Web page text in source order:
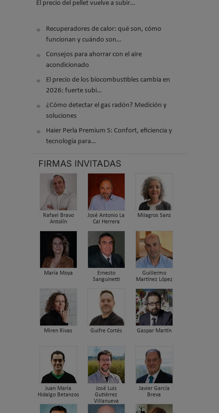
El precio del pellet vuelve a subir…
Recuperadores de calor: qué son, cómo
funcionan y cuándo son…
Consejos para ahorrar con el aire
acondicionado
El precio de los biocombustibles cambia en
2026: fuerte subi…
¿Cómo detectar el gas radón? Medición y
soluciones
Haier Perla Premium S: Confort, eficiencia y
tecnología para…
FIRMAS INVITADAS
Rafael Bravo
Antolín
José Antonio La
Cal Herrera
Milagros Sanz
María Moya
Ernesto
Sanguinetti
Guillermo
Martínez López
Miren Rivas Guifre Cortés Gaspar Martín
Juan María
Hidalgo Betanzos
José Luis
Gutiérrez
Villanueva
Javier García
Breva